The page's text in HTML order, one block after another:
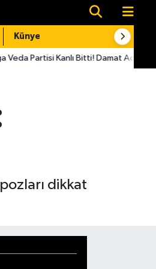
Künye
Bitti! Damat Adayı Cezaevine Girdi
dikkat